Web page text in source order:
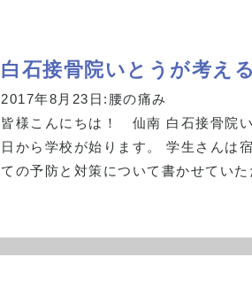
白石接骨院いとうが考え
2017年8月23日: 腰の痛み
皆様こんにちは！ 仙南 白石接骨院
日から学校が始ります。 学生さんは
ての予防と対策について書かせてい